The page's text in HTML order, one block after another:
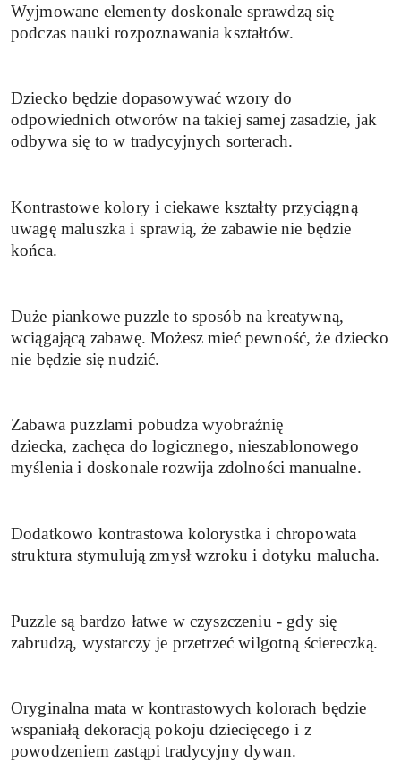
Wyjmowane elementy doskonale sprawdzą się
podczas nauki rozpoznawania kształtów.
Dziecko będzie dopasowywać wzory do
odpowiednich otworów na takiej samej zasadzie, jak
odbywa się to w tradycyjnych sorterach.
Kontrastowe kolory i ciekawe kształty przyciągną
uwagę maluszka i sprawią, że zabawie nie będzie
końca.
Duże piankowe puzzle to sposób na kreatywną,
wciągającą zabawę. Możesz mieć pewność, że dziecko
nie będzie się nudzić.
Zabawa puzzlami pobudza wyobraźnię
dziecka, zachęca do logicznego, nieszablonowego
myślenia i doskonale rozwija zdolności manualne.
Dodatkowo kontrastowa kolorystka i chropowata
struktura stymulują zmysł wzroku i dotyku malucha.
Puzzle są bardzo łatwe w czyszczeniu - gdy się
zabrudzą, wystarczy je przetrzeć wilgotną ściereczką.
Oryginalna mata w kontrastowych kolorach będzie
wspaniałą dekoracją pokoju dziecięcego i z
powodzeniem zastąpi tradycyjny dywan.